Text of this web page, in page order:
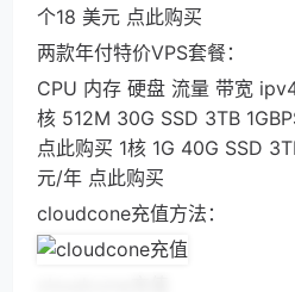
个18 美元 点此购买
两款年付特价VPS套餐：
CPU 内存 硬盘 流量 带宽
核 512M 30G SSD 3TB
点此购买 1核 1G 40G SSD
元/年 点此购买
cloudcone充值方法：